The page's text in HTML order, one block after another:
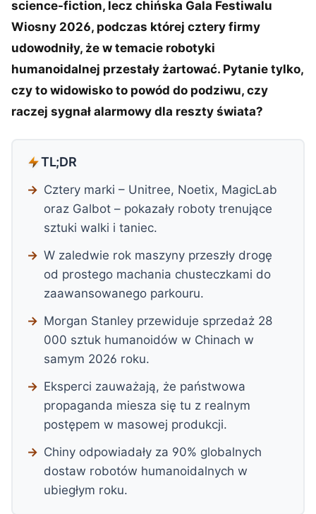
science-fiction, lecz chińska Gala Festiwalu
Wiosny 2026, podczas której cztery firmy
udowodniły, że w temacie robotyki
humanoidalnej przestały żartować. Pytanie tylko,
czy to widowisko to powód do podziwu, czy
raczej sygnał alarmowy dla reszty świata?
TL;DR
Cztery marki – Unitree, Noetix, MagicLab
oraz Galbot – pokazały roboty trenujące
sztuki walki i taniec.
W zaledwie rok maszyny przeszły drogę
od prostego machania chusteczkami do
zaawansowanego parkouru.
Morgan Stanley przewiduje sprzedaż 28
000 sztuk humanoidów w Chinach w
samym 2026 roku.
Eksperci zauważają, że państwowa
propaganda miesza się tu z realnym
postępem w masowej produkcji.
Chiny odpowiadały za 90% globalnych
dostaw robotów humanoidalnych w
ubiegłym roku.